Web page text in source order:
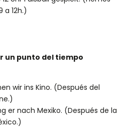
12h.)
un punto del tiempo
wir ins Kino. (Después del
er nach Mexiko. (Después de la